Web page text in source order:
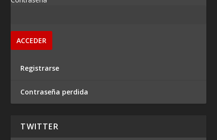
Registrarse
Contraseña perdida
TWITTER